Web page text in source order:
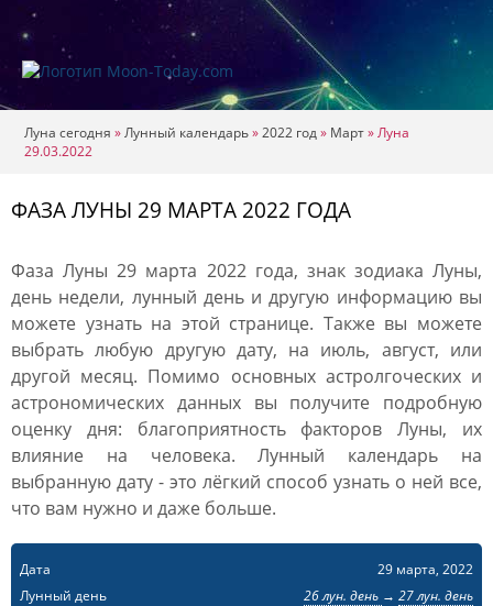
Луна сегодня »Лунный календарь»2022 год» Март»Луна
29.03.2022
ФАЗА ЛУНЫ 29 МАРТА 2022 ГОДА
Фаза Луны 29 марта 2022 года, знак зодиака Луны,
день недели, лунный день и другую информацию вы
можете узнать на этой странице. Также вы можете
выбрать любую другую дату, на июль, август, или
другой месяц. Помимо основных астролгоческих и
астрономических данных вы получите подробную
оценку дня: благоприятность факторов Луны, их
влияние на человека. Лунный календарь на
выбранную дату - это лёгкий способ узнать о ней все,
что вам нужно и даже больше.
Дата
29 марта, 2022
Лунный день
26 лун. день → 27 лун. день